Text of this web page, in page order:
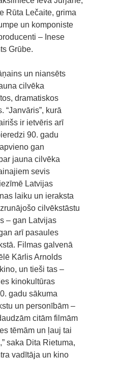
Rūta Lečaite, grima
un komponiste
– Inese
Grūbe.
un niansēts
cilvēka
dramatiskos
“Janvāris”, kurā
ir ietvēris arī
90. gadu
gan
jauna cilvēka
sevis
Latvijas
laiku un ieraksta
cilvēkstāstu
– gan Latvijas
arī pasaules
Filmas galvenā
Kārlis Arnolds
un tieši tas –
kinokultūras
gadu sākuma
un personībām –
citām filmām
tēmām un ļauj tai
saka Dita Rietuma,
vadītāja un kino